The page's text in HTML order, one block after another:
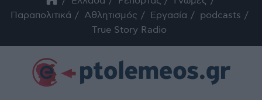
Παραπολιτικά
Αθλητισμός Εργασία
podcasts
True Story Radio